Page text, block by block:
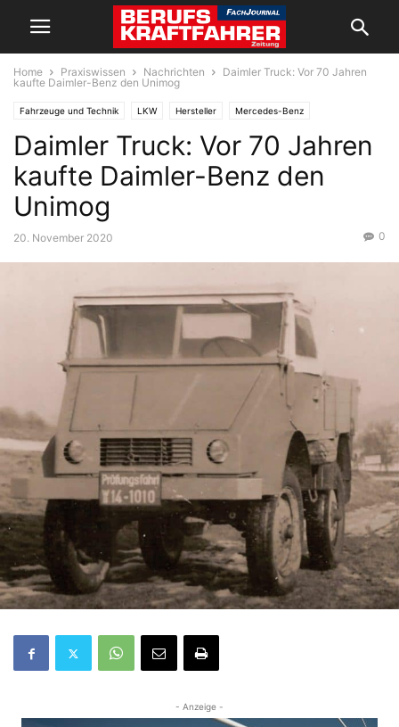
Home Praxiswissen Nachrichten
Daimler Truck: Vor 70 Jahren
kaufte Daimler-Benz den Unimog
Fahrzeuge und Technik LKW Hersteller Mercedes-Benz
Praxiswissen Nachrichten Sonderfahrzeuge
Daimler Truck: Vor 70 Jahren
kaufte Daimler-Benz den
Unimog
20. November 2020 0
- Anzeige -